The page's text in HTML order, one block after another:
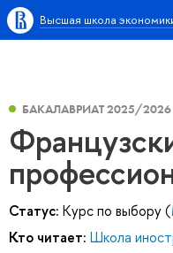
Высшая школа
БАКАЛАВРИАТ 2025/2026
Статус: Курс по выбору (
Кто читает: Школа